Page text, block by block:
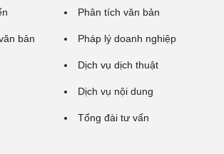
bản
Phân tích văn bản
Pháp lý doanh nghiệp
Dịch vụ dịch thuật
Dịch vụ nội dung
Tổng đài tư vấn